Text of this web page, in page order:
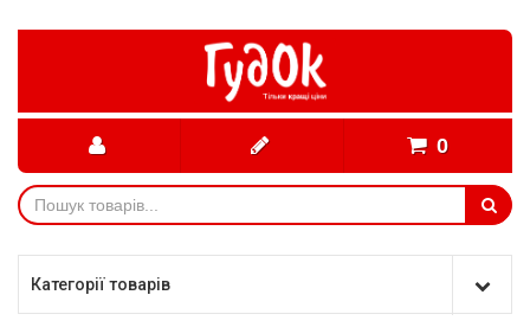
0
Категорії товарів